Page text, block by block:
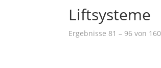
Liftsysteme
Ergebnisse 81 – 96 von